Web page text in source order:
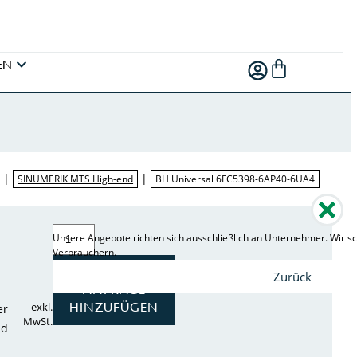
| SINUMERIK MTS High-end | BH Universal 6FC5398-6AP40-6UA4
exkl.
MwSt.
ANFRAGE
HINZUFÜGEN
Unsere Angebote richten sich ausschließlich an Unternehmer. Wir
Verbrauchern.
Zurück